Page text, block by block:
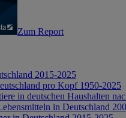
Zum Report
2015-2025
pro Kopf 1950-2025
in deutschen Haushalten
in Deutschland